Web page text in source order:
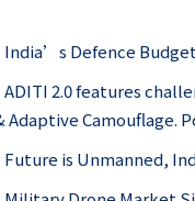
India’s Defence
ADITI 2.0 features
Adaptive Camouflage.
Future is Unmanned,